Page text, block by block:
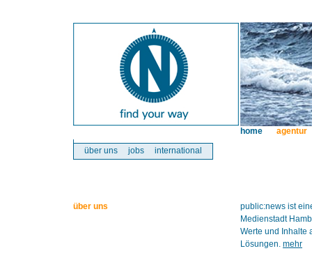
über uns jobs international
home agentur
über uns
public:news ist
Medienstadt
Werte und Inhalte
Lösungen. mehr